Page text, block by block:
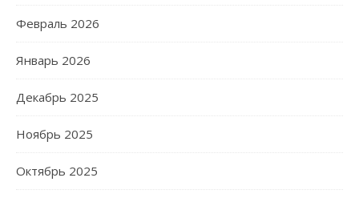
Февраль 2026
Январь 2026
Декабрь 2025
Ноябрь 2025
Октябрь 2025